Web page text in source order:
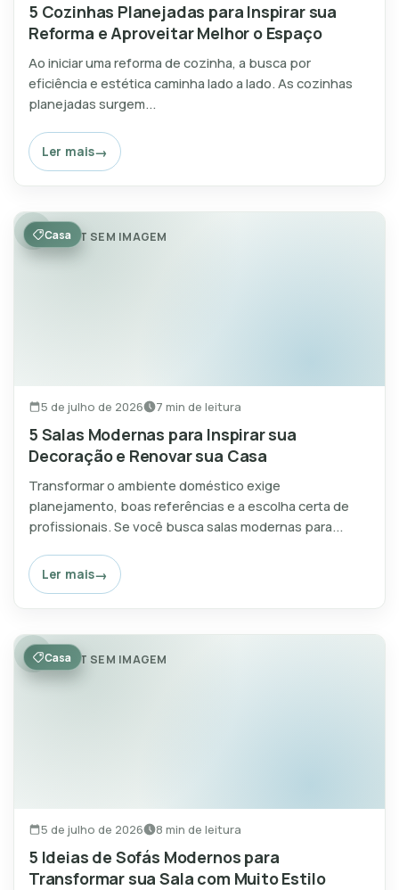
5 Cozinhas Planejadas para Inspirar sua
Reforma e Aproveitar Melhor o Espaço
Ao iniciar uma reforma de cozinha, a busca por
eficiência e estética caminha lado a lado. As cozinhas
planejadas surgem...
Ler mais
POST SEM IMAGEM
Casa
5 de julho de 2026 7 min de leitura
5 Salas Modernas para Inspirar sua
Decoração e Renovar sua Casa
Transformar o ambiente doméstico exige
planejamento, boas referências e a escolha certa de
profissionais. Se você busca salas modernas para...
Ler mais
POST SEM IMAGEM
Casa
5 de julho de 2026 8 min de leitura
5 Ideias de Sofás Modernos para
Transformar sua Sala com Muito Estilo